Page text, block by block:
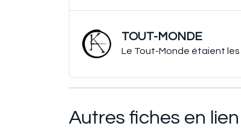
TOUT-MONDE
Le Tout-Monde étaient les
Autres fiches en